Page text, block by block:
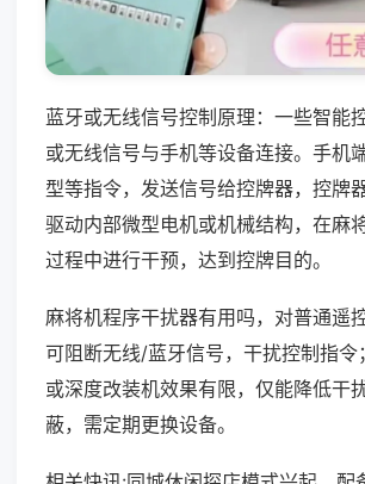
蓝牙或无线信号控制原理：一些智能
或无线信号与手机等设备连接。手机
型等指令，发送信号给控牌器，控牌
驱动内部微型电机或机械结构，在麻
过程中进行干预，达到控牌目的。
麻将机程序干扰器有用吗，对普通遥
可阻断无线/蓝牙信号，干扰控制指令
或深度改装机效果有限，仅能降低干
蔽，需定期更换设备。